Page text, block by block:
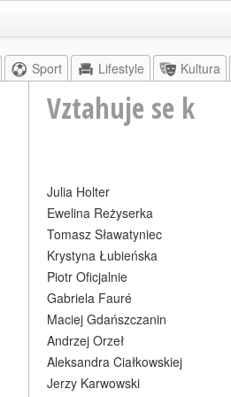
Sport Lifestyle Kultura
Vztahuje se k
Julia Holter
Ewelina Reżyserka
Tomasz Sławatyniec
Krystyna Łubieńska
Piotr Oficjalnie
Gabriela Fauré
Maciej Gdańszczanin
Andrzej Orzeł
Aleksandra Ciałkowskiej
Jerzy Karwowski